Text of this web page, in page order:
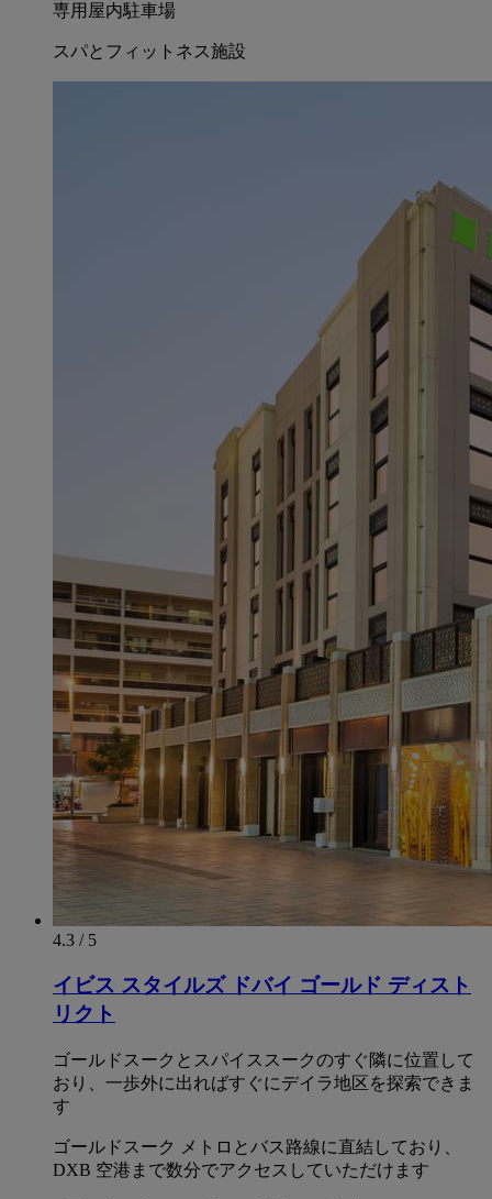
専用屋内駐車場
スパとフィットネス施設
4.3 / 5
イビス スタイルズ ドバイ ゴールド ディスト
リクト
ゴールドスークとスパイススークのすぐ隣に位置して
おり、一歩外に出ればすぐにデイラ地区を探索できま
す
ゴールドスーク メトロとバス路線に直結しており、
DXB 空港まで数分でアクセスしていただけます